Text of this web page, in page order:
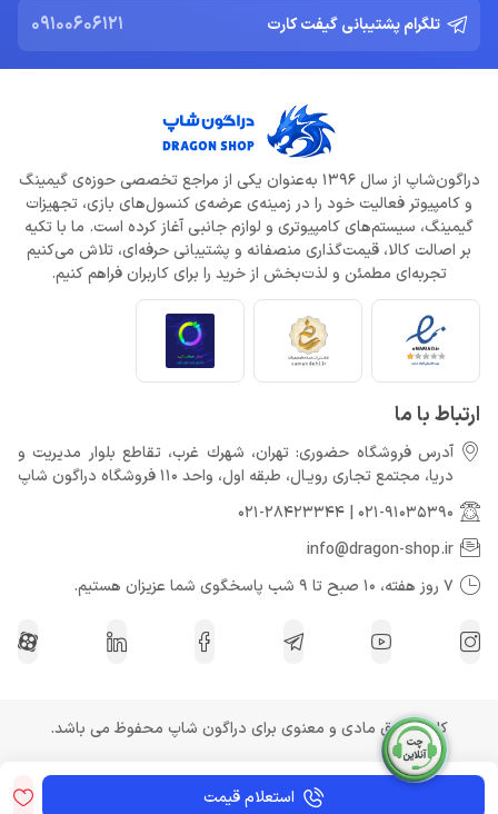
استعلام قیمت
تلگرام پشتیبانی گیفت کارت 09100606121
دراگون‌شاپ از سال 1396 به‌عنوان یکی از مراجع تخصصی حوزه‌ی گیمینگ
و کامپیوتر فعالیت خود را در زمینه‌ی عرضه‌ی کنسول‌های بازی، تجهیزات
گیمینگ، سیستم‌های کامپیوتری و لوازم جانبی آغاز کرده است. ما با تکیه
بر اصالت کالا، قیمت‌گذاری منصفانه و پشتیبانی حرفه‌ای، تلاش می‌کنیم
تجربه‌ای مطمئن و لذت‌بخش از خرید را برای کاربران فراهم کنیم.
ارتباط با ما
آدرس فروشگاه حضوری: تهران، شهرك غرب، تقاطع بلوار مدیریت و
دريا، مجتمع تجارى رويـال، طبقه اول، واحد 110 فروشگاه دراگون شاپ
021-91035390
021-28423344
info@dragon-shop.ir
7 روز هفته، 10 صبح تا 9 شب پاسخگوی شما عزیزان هستیم.
کلیه حقوق مادی و معنوی برای دراگون شاپ محفوظ می باشد.